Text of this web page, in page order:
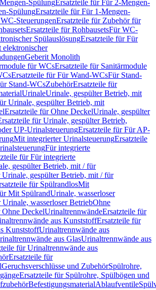
SpülungErsatzteile für Für 2-Mengen-
SpülungErsatzteile für Für 1-Mengen-
SteuerungenErsatzteile für Zubehör für
Ersatzteile für RohbausetsFür WC-
SpülauslösungErsatzteile für Für
elektronischer
Geberit Monolith
für WCsErsatzteile für Sanitärmodule
Ersatzteile für Für Wand-WCsFür Stand-
Stand-WCsZubehörErsatzteile für
UrinaleUrinale, gespülter Betrieb, mit
Urinale, gespülter Betrieb, mit
Ersatzteile für Ohne DeckelUrinale, gespülter
für Urinale, gespülter Betrieb,
UP-UrinalsteuerungErsatzteile für Für AP-
Mit integrierter UrinalsteuerungErsatzteile
Für integrierte
für Für integrierte
gespülter Betrieb, mit / für
Urinale, gespülter Betrieb, mit / für
für SpülrandlosMit
Mit SpülrandUrinale, wasserloser
Urinale, wasserloser BetriebOhne
DeckelUrinaltrennwändeErsatzteile für
aus KunststoffErsatzteile für
KunststoffUrinaltrennwände aus
aus GlasUrinaltrennwände aus
für Urinaltrennwände aus
Ersatzteile für
Geruchsverschlüsse und ZubehörSpülrohre,
Ersatzteile für Spülrohre, Spülbögen und
BefestigungsmaterialAblaufventile